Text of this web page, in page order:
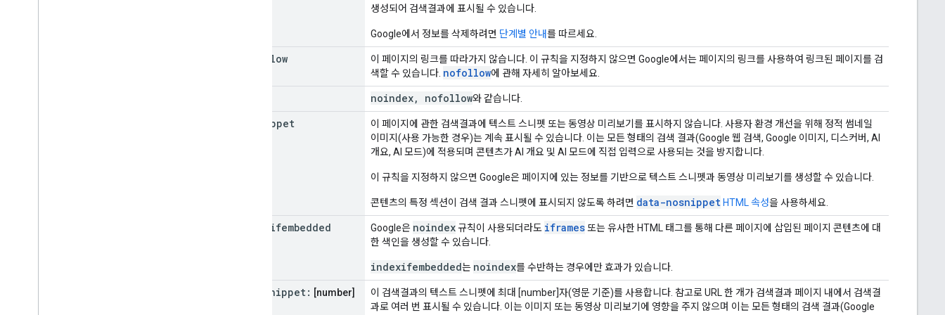
생성되어 검색결과에 표시될 수 있습니다.
Google에서 정보를 삭제하려면 단계별 안내를 따르세요.
nofollow
이 페이지의 링크를 따라가지 않습니다. 이 규칙을 지정하지 않으면 Google에서는 페이지의 링크를 사용하여 링크된 페이지를 검
색할 수 있습니다. nofollow에 관해 자세히 알아보세요.
noindex, nofollow와 같습니다.
nosnippet
이 페이지에 관한 검색결과에 텍스트 스니펫 또는 동영상 미리보기를 표시하지 않습니다. 사용자 환경 개선을 위해 정적 썸네일
이미지(사용 가능한 경우)는 계속 표시될 수 있습니다. 이는 모든 형태의 검색 결과(Google 웹 검색, Google 이미지, 디스커버, AI
개요, AI 모드)에 적용되며 콘텐츠가 AI 개요 및 AI 모드에 직접 입력으로 사용되는 것을 방지합니다.
이 규칙을 지정하지 않으면 Google은 페이지에 있는 정보를 기반으로 텍스트 스니펫과 동영상 미리보기를 생성할 수 있습니다.
콘텐츠의 특정 섹션이 검색 결과 스니펫에 표시되지 않도록 하려면 data-nosnippet HTML 속성을 사용하세요.
indexifembedded Google은 noindex 규칙이 사용되더라도 iframes 또는 유사한 HTML 태그를 통해 다른 페이지에 삽입된 페이지 콘텐츠에 대
한 색인을 생성할 수 있습니다.
indexifembedded는 noindex를 수반하는 경우에만 효과가 있습니다.
max-snippet: [number]
이 검색결과의 텍스트 스니펫에 최대 [number]자(영문 기준)를 사용합니다. 참고로 URL 한 개가 검색결과 페이지 내에서 검색결
과로 여러 번 표시될 수 있습니다. 이는 이미지 또는 동영상 미리보기에 영향을 주지 않으며 이는 모든 형태의 검색 결과(Google